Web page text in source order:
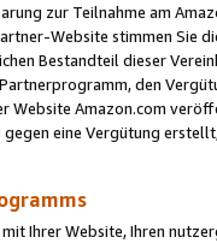
zur Teilnahme am
Website stimmen Sie
Bestandteil dieser
den
Website Amazon.com
gegen eine Vergütung
Ihrer Website, Ihren